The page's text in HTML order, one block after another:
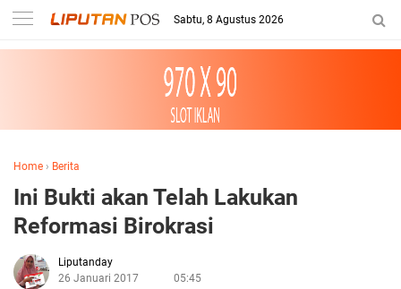
Sabtu, 8 Agustus 2026
Home › Berita
Ini Bukti akan Telah Lakukan
Reformasi Birokrasi
Liputanday
26 Januari 2017
05:45